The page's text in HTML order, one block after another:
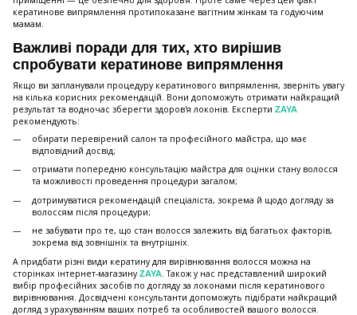
кератинове випрямлення протипоказане вагітним жінкам та годуючим
мамам.
Важливі поради для тих, хто вирішив
спробувати кератинове випрямлення
Якщо ви запланували процедуру кератинового випрямлення, зверніть увагу
на кілька корисних рекомендацій. Вони допоможуть отримати найкращий
результат та водночас зберегти здоров'я локонів. Експерти ZAYA
рекомендують:
обирати перевірений салон та професійного майстра, що має
відповідний досвід;
отримати попередню консультацію майстра для оцінки стану волосся
та можливості проведення процедури загалом;
дотримуватися рекомендацій спеціаліста, зокрема й щодо догляду за
волоссям після процедури;
не забувати про те, що стан волосся залежить від багатьох факторів,
зокрема від зовнішніх та внутрішніх.
А придбати різні види кератину для вирівнювання волосся можна на
сторінках інтернет-магазинуZAYA . Також у нас представлений широкий
вибір професійних засобів по догляду за локонами після кератинового
вирівнювання. Досвідчені консультанти допоможуть підібрати найкращий
догляд з урахуванням ваших потреб та особливостей вашого волосся.